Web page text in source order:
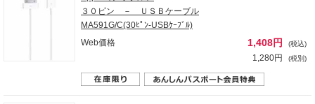
３０ピン － ＵＳＢケーブル
MA591G/C(30ﾋﾟﾝ-USBｹｰﾌﾞﾙ)
Web価格
1,408円 (税込)
1,280円 (税別)